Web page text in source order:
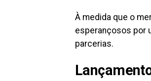
À medida que o
esperançosos por
parcerias.